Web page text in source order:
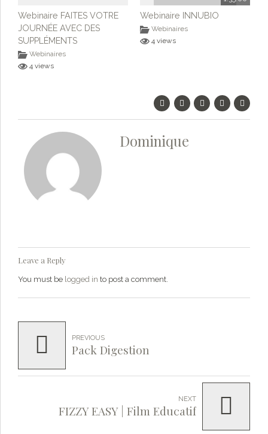
Webinaire FAITES VOTRE
JOURNÉE AVEC DES
SUPPLÉMENTS
Webinaires
4 views
Webinaire INNUBIO
Webinaires
4 views
Dominique
Leave a Reply
You must be logged in to post a comment.
PREVIOUS
Pack Digestion
NEXT
FIZZY EASY | Film Educatif